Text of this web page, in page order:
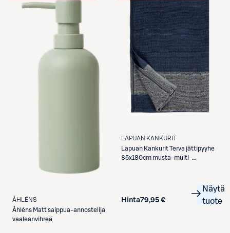
ÅHLÉNS
Åhléns Matt saippua-annostelija
vaaleanvihreä
LAPUAN KANKURIT
Lapuan KankuritTerva jättipyyhe
85x180cm musta-multi-
Hinta79,95 €
Näytä
tuote